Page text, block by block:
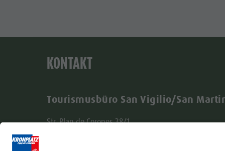
KONTAKT
Tourismusbüro San Vigilio/San
Str. Plan de Corones 38/1